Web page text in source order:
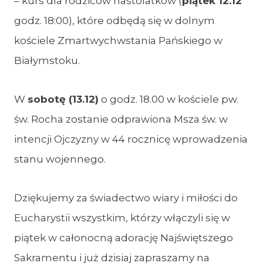
godz. 18:00), które odbędą się w dolnym
kościele Zmartwychwstania Pańskiego w
Białymstoku.
W sobotę (13.12) o godz. 18.00 w kościele pw.
św. Rocha zostanie odprawiona Msza św. w
intencji Ojczyzny w 44 rocznicę wprowadzenia
stanu wojennego.
Dziękujemy za świadectwo wiary i miłości do
Eucharystii wszystkim, którzy włączyli się w
piątek w całonocną adorację Najświętszego
Sakramentu i już dzisiaj zapraszamy na